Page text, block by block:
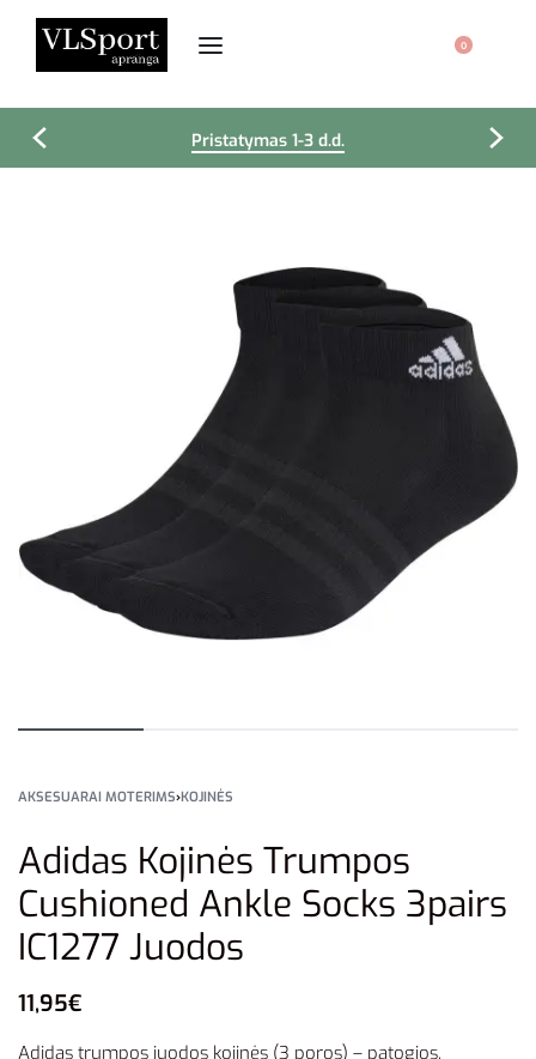
0
Pristatymas 1-3 d.d.
AKSESUARAI MOTERIMS›KOJINĖS
Adidas Kojinės Trumpos
Cushioned Ankle Socks 3pairs
IC1277 Juodos
11,95€
Adidas trumpos juodos kojinės (3 poros) – patogios,